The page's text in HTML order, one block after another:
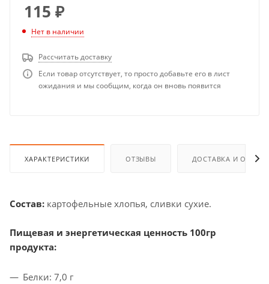
115 ₽
Нет в наличии
Рассчитать доставку
Если товар отсутствует, то просто добавьте его в лист
ожидания и мы сообщим, когда он вновь появится
ХАРАКТЕРИСТИКИ ОТЗЫВЫ ДОСТАВКА И
Состав: картофельные хлопья, сливки сухие.
Пищевая и энергетическая ценность 100гр
продукта:
Белки: 7,0 г